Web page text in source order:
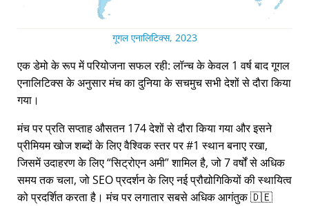
गूगल एनालिटिक्स, 2023
एक डेमो के रूप में परियोजना सफल रही: लॉन्च के केवल 1 वर्ष बाद गूगल
एनालिटिक्स के अनुसार मंच का दुनिया के सचमुच सभी देशों से दौरा किया
गया।
मंच पर प्रति सप्ताह औसतन 174 देशों से दौरा किया गया और इसने
प्रीमियम खोज शब्दों के लिए वैश्विक स्तर पर #1 स्थान बनाए रखा,
जिसमें उदाहरण के लिए सिट्रोएन अमी शामिल है, जो 7 वर्षों से अधिक
समय तक चला, जो SEO प्रदर्शन के लिए नई प्रौद्योगिकियों की स्थायित्व
को प्रदर्शित करता है। मंच पर लगातार सबसे अधिक आगंतुक 🇩🇪